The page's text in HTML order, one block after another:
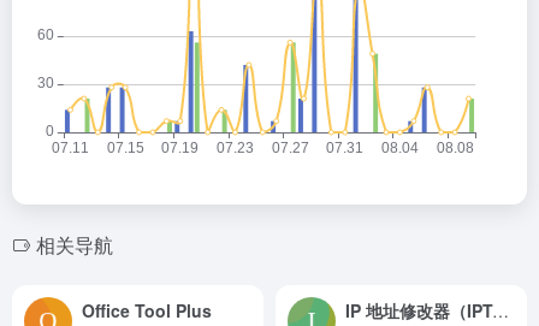
相关导航
Office Tool Plus IP 地址修改器（IPTools）